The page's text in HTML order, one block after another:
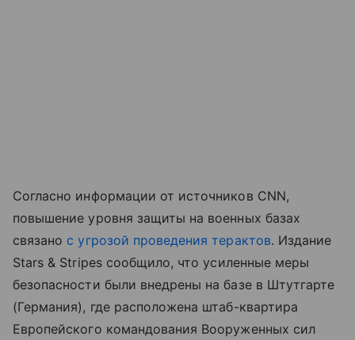
Согласно информации от источников CNN,
повышение уровня защиты на военных базах
связано с угрозой проведения терактов. Издание
Stars & Stripes сообщило, что усиленные меры
безопасности были внедрены на базе в Штутгарте
(Германия), где расположена штаб-квартира
Европейского командования Вооруженных сил